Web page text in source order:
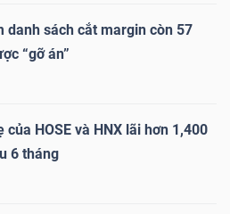
danh sách cắt margin còn 57
“gỡ án”
của HOSE và HNX lãi hơn 1,400
6 tháng